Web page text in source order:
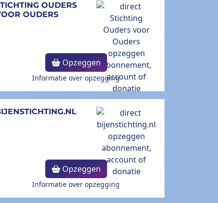
OUDERS
OUDERS
Opzeggen
Informatie over opzegging
Opzeggen
Informatie over opzegging